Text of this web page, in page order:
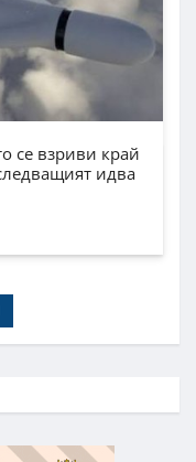
се взриви край
идва